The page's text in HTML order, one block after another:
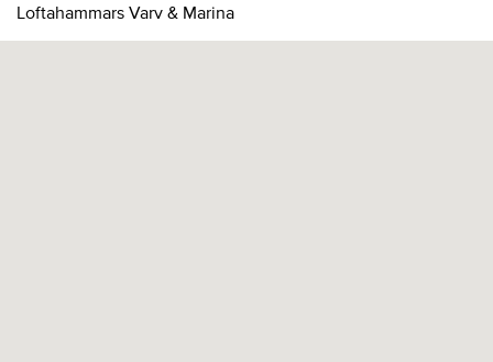
Loftahammars Varv & Marina